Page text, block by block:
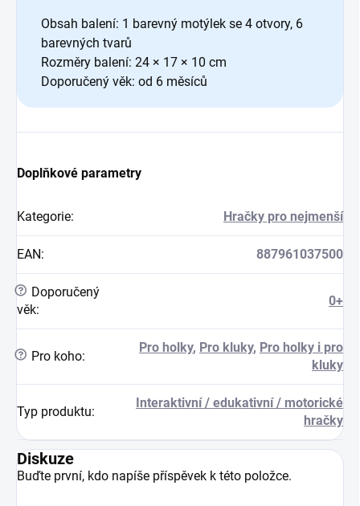
Obsah balení: 1 barevný motýlek se 4 otvory, 6
barevných tvarů
Rozměry balení: 24 × 17 × 10 cm
Doporučený věk: od 6 měsíců
Doplňkové parametry
Kategorie: Hračky pro nejmenší
EAN: 887961037500
? Doporučený
věk:
0+
? Pro koho:
Pro holky, Pro kluky, Pro holky i pro
kluky
Typ produktu:
Interaktivní / edukativní / motorické
hračky
Diskuze
Buďte první, kdo napíše příspěvek k této položce.